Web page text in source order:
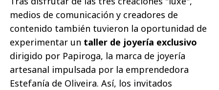
medios de comunicación y creadores de
contenido también tuvieron la oportunidad de
experimentar un taller de joyería exclusivo
dirigido por Papiroga, la marca de joyería
artesanal impulsada por la emprendedora
Estefanía de Oliveira. Así, los invitados